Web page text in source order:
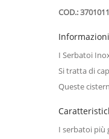
COD.:
I Serbatoi
Si tratta di
Queste
I serbatoi più